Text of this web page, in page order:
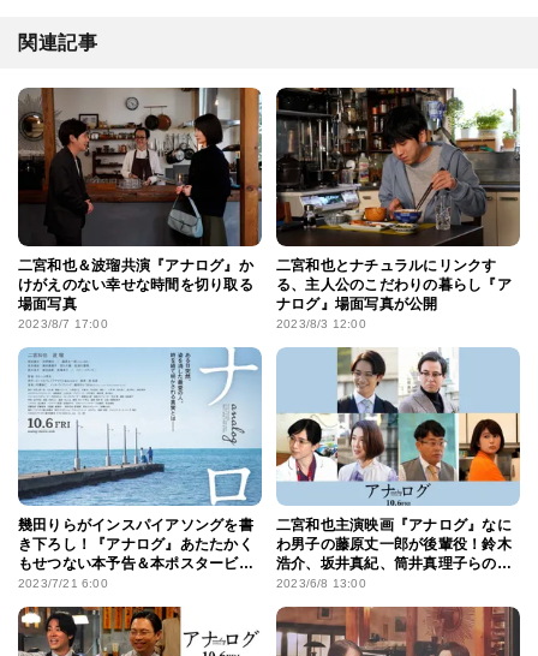
関連記事
二宮和也＆波瑠共演『アナログ』か
けがえのない幸せな時間を切り取る
場面写真
2023/8/7 17:00
二宮和也とナチュラルにリンクす
る、主人公のこだわりの暮らし『ア
ナログ』場面写真が公開
2023/8/3 12:00
幾田りらがインスパイアソングを書
き下ろし！『アナログ』あたたかく
もせつない本予告＆本ポスタービ
ジュアル
2023/7/21 6:00
二宮和也主演映画『アナログ』なに
わ男子の藤原丈一郎が後輩役！鈴木
浩介、坂井真紀、筒井真理子らの出
演も明らかに
2023/6/8 13:00